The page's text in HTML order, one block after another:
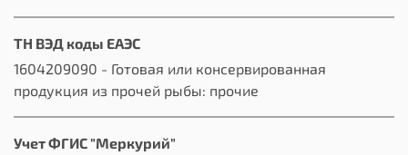
ТН ВЭД коды ЕАЭС
1604209090 - Готовая или консервированная
продукция из прочей рыбы: прочие
Учет ФГИС "Меркурий"